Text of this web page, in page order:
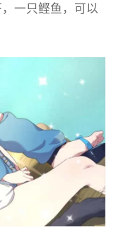
一只鲣鱼，可以